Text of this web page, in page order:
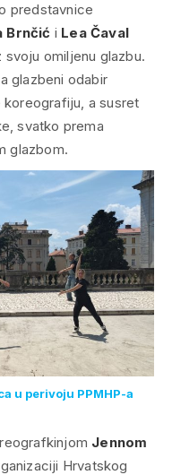
predstavnice
Brnčić i Lea Čaval
omiljenu glazbu.
glazbeni odabir
koreografiju, a susret
svatko prema
glazbom.
u perivoju PPMHP-a
Jennom
Hrvatskog